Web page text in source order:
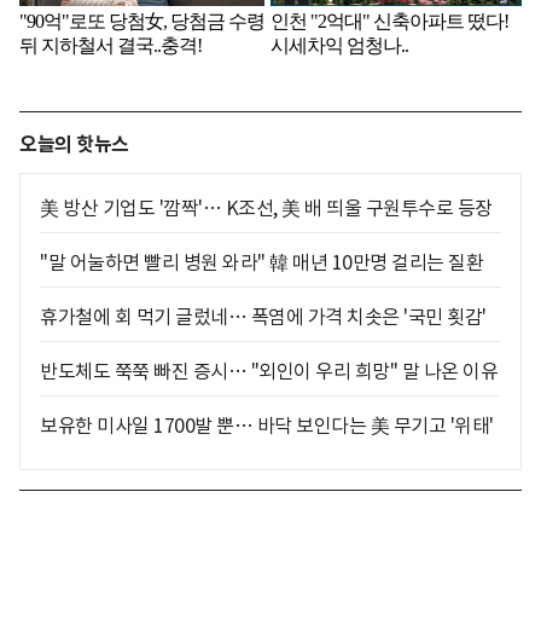
오늘의 핫뉴스
美 방산 기업도 '깜짝'… K조선, 美 배 띄울 구원투수로 등장
"말 어눌하면 빨리 병원 와라" 韓 매년 10만명 걸리는 질환
휴가철에 회 먹기 글렀네… 폭염에 가격 치솟은 '국민 횟감'
반도체도 쭉쭉 빠진 증시… "외인이 우리 희망" 말 나온 이유
보유한 미사일 1700발 뿐… 바닥 보인다는 美 무기고 '위태'